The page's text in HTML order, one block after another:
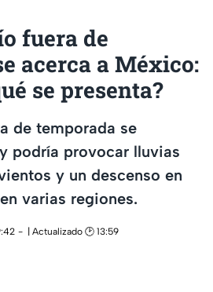
fuera de
acerca a México:
se presenta?
de temporada se
podría provocar lluvias
y un descenso en
varias regiones.
| Actualizado 🕑 13:59